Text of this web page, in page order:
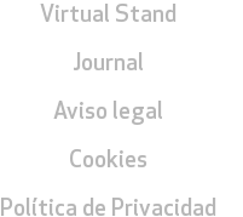
Virtual Stand
Journal
Aviso legal
Cookies
Política de Privacidad